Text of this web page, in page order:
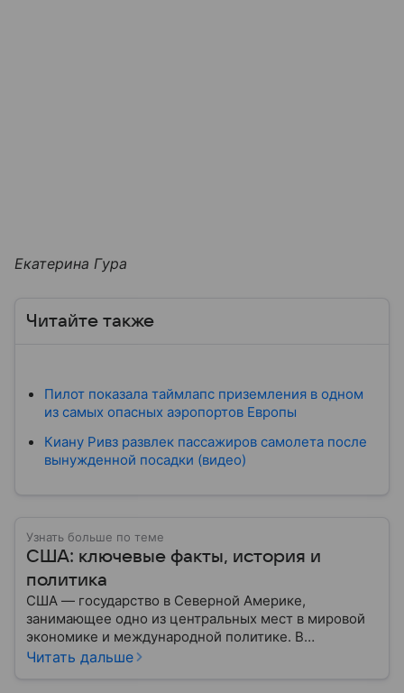
Екатерина Гура
Читайте также
Пилот показала таймлапс приземления в одном
из самых опасных аэропортов Европы
Киану Ривз развлек пассажиров самолета после
вынужденной посадки (видео)
Узнать больше по теме
США: ключевые факты, история и
политика
США — государство в Северной Америке,
занимающее одно из центральных мест в мировой
экономике и международной политике. В
материале — основные сведения об этой стране.
Читать дальше